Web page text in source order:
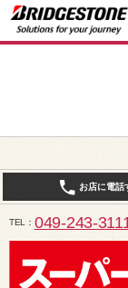
お店に電話
TEL 049-243-